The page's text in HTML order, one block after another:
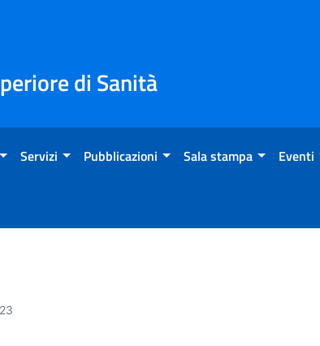
di Sanità
Servizi Pubblicazioni Sala stampa Eventi